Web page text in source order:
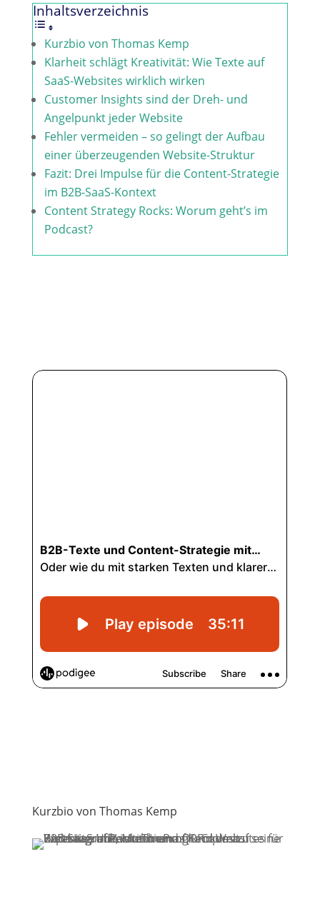
Inhaltsverzeichnis
Kurzbio von Thomas Kemp
Klarheit schlägt Kreativität: Wie Texte auf
SaaS-Websites wirklich wirken
Customer Insights sind der Dreh- und
Angelpunkt jeder Website
Fehler vermeiden – so gelingt der Aufbau
einer überzeugenden Website-Struktur
Fazit: Drei Impulse für die Content-Strategie
im B2B-SaaS-Kontext
Content Strategy Rocks: Worum geht’s im
Podcast?
Kurzbio von Thomas Kemp